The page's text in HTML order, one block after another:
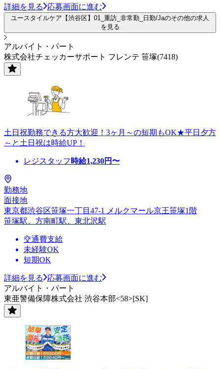
詳細を見る 応募画面に進む
ユースタイルケア【渋谷区】01_重訪_非常勤_日勤/Jaのその他の求人
を見る
アルバイト・パート
株式会社チェッカーサポート フレンテ 笹塚(7418)
土日祝勤務できる方大歓迎！3ヶ月～の短期もOK★平日夕方
～と土日祝は時給UP！
レジスタッフ 時給1,230円〜
勤務地
面接地
東京都渋谷区笹塚一丁目47-1 メルクマール京王笹塚1階
笹塚駅、方南町駅、東北沢駅
交通費支給
未経験OK
短期OK
詳細を見る
応募画面に進む
アルバイト・パート
東亜警備保障株式会社 渋谷本部<58>[SK]